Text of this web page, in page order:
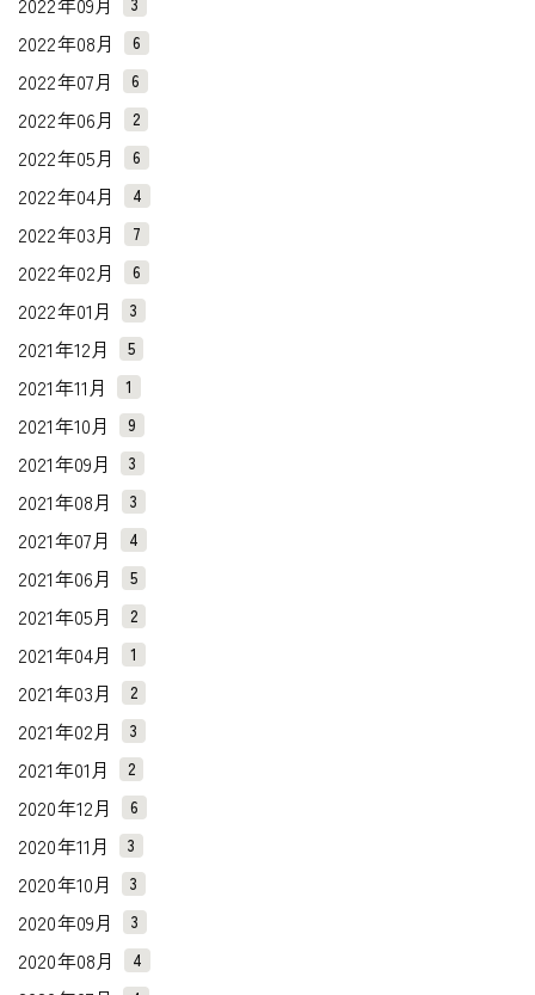
3
2022年08月 6
2022年07月 6
2022年06月 2
2022年05月 6
2022年04月 4
2022年03月 7
2022年02月 6
2022年01月 3
2021年12月 5
2021年11月 1
2021年10月 9
2021年09月 3
2021年08月 3
2021年07月 4
2021年06月 5
2021年05月 2
2021年04月 1
2021年03月 2
2021年02月 3
2021年01月 2
2020年12月 6
2020年11月 3
2020年10月 3
2020年09月 3
2020年08月 4